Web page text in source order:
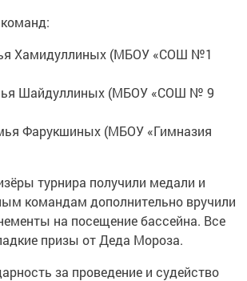
Хамидуллиных (МБОУ «СОШ №1
Шайдуллиных (МБОУ «СОШ № 9
Фарукшиных (МБОУ «Гимназия
турнира получили медали и
командам дополнительно вручили
на посещение бассейна. Все
призы от Деда Мороза.
за проведение и судейство